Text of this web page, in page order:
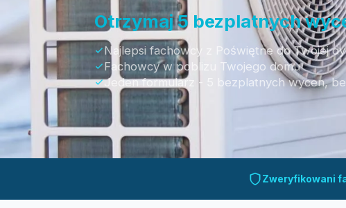
Otrzymaj 5 bezplatnych
Najlepsi fachowcy z Poświętne do Twojej
Fachowcy w poblizu Twojego domu
Jeden formularz - 5 bezplatnych wycen,
Zweryfikowani